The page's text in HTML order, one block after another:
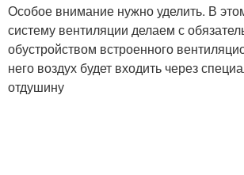
Особое внимание нужно уделить. В
систему вентиляции делаем с
обустройством встроенного
него воздух будет входить через
отдушину